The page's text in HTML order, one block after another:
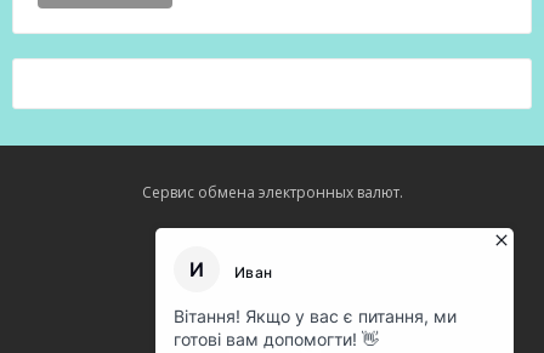
Сервис обмена электронных валют.